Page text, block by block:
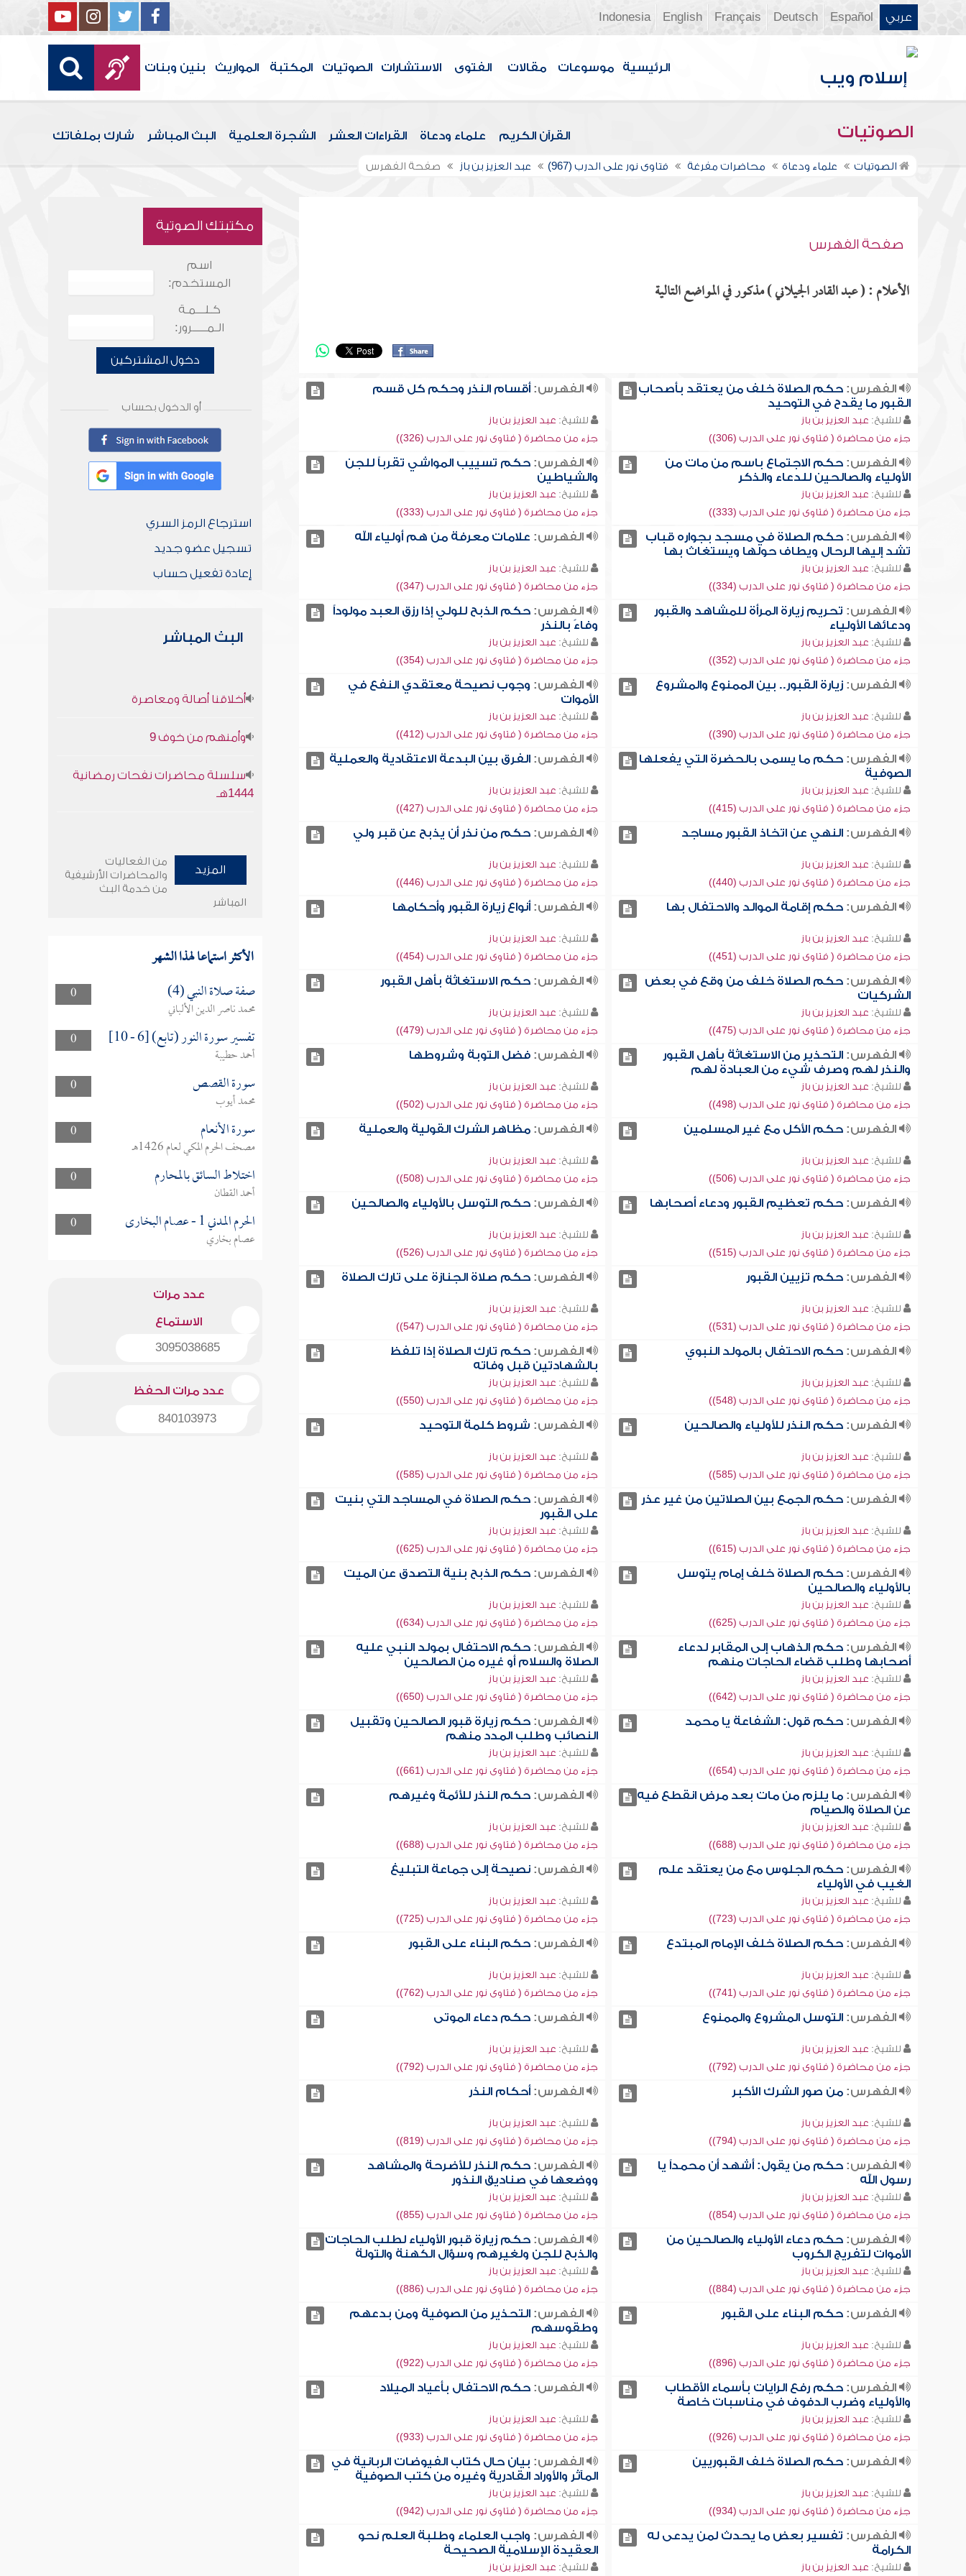
عربي Español
Deutsch
Français
English
Indonesia
الرئيسية موسوعات مقالات الفتوى الاستشارات الصوتيات المكتبة المواريث بنين وبنات
الصوتيات القرآن الكريم علماء ودعاة القراءات العشر الشجرة العلمية البث المباشر شارك بملفاتك
الصوتيات علماء ودعاة محاضرات مفرغة فتاوى نور على الدرب (967) عبد العزيز بن باز صفحة الفهرس
صفحة الفهرس
الأعلام : ( عبد القادر الجيلاني ) مذكور في المواضع التالية
الفهرس:حكم الصلاة خلف من يعتقد بأصحاب
القبور ما يقدح في التوحيد
للشيخ: عبد العزيز بن باز
جزء من محاضرة ( فتاوى نور على الدرب (306))
الفهرس: أقسام النذر وحكم كل قسم
للشيخ: عبد العزيز بن باز
جزء من محاضرة ( فتاوى نور على الدرب (326))
الفهرس:حكم الاجتماع باسم من مات من
الأولياء والصالحين للدعاء والذكر
للشيخ: عبد العزيز بن باز
جزء من محاضرة ( فتاوى نور على الدرب (333))
الفهرس: حكم تسييب المواشي تقرباً للجن
والشياطين
للشيخ: عبد العزيز بن باز
جزء من محاضرة ( فتاوى نور على الدرب (333))
الفهرس:حكم الصلاة في مسجد بجواره قباب
تشد إليها الرحال ويطاف حولها ويستغاث بها
للشيخ: عبد العزيز بن باز
جزء من محاضرة ( فتاوى نور على الدرب (334))
الفهرس: علامات معرفة من هم أولياء الله
للشيخ: عبد العزيز بن باز
جزء من محاضرة ( فتاوى نور على الدرب (347))
الفهرس: تحريم زيارة المرأة للمشاهد والقبور
ودعائها الأولياء
للشيخ: عبد العزيز بن باز
جزء من محاضرة ( فتاوى نور على الدرب (352))
الفهرس: حكم الذبح للولي إذا رزق العبد مولوداً
وفاءً بالنذر
للشيخ: عبد العزيز بن باز
جزء من محاضرة ( فتاوى نور على الدرب (354))
الفهرس:زيارة القبور.. بين الممنوع والمشروع
للشيخ: عبد العزيز بن باز
جزء من محاضرة ( فتاوى نور على الدرب (390))
الفهرس: وجوب نصيحة معتقدي النفع في
الأموات
للشيخ: عبد العزيز بن باز
جزء من محاضرة ( فتاوى نور على الدرب (412))
الفهرس:حكم ما يسمى بالحضرة التي يفعلها
الصوفية
للشيخ: عبد العزيز بن باز
جزء من محاضرة ( فتاوى نور على الدرب (415))
الفهرس: الفرق بين البدعة الاعتقادية والعملية
للشيخ: عبد العزيز بن باز
جزء من محاضرة ( فتاوى نور على الدرب (427))
الفهرس:النهي عن اتخاذ القبور مساجد
للشيخ: عبد العزيز بن باز
جزء من محاضرة ( فتاوى نور على الدرب (440))
الفهرس: حكم من نذر أن يذبح عن قبر ولي
للشيخ: عبد العزيز بن باز
جزء من محاضرة ( فتاوى نور على الدرب (446))
الفهرس:حكم إقامة الموالد والاحتفال بها
للشيخ: عبد العزيز بن باز
جزء من محاضرة ( فتاوى نور على الدرب (451))
الفهرس: أنواع زيارة القبور وأحكامها
للشيخ: عبد العزيز بن باز
جزء من محاضرة ( فتاوى نور على الدرب (454))
الفهرس:حكم الصلاة خلف من وقع في بعض
الشركيات
للشيخ: عبد العزيز بن باز
جزء من محاضرة ( فتاوى نور على الدرب (475))
الفهرس: حكم الاستغاثة بأهل القبور
للشيخ: عبد العزيز بن باز
جزء من محاضرة ( فتاوى نور على الدرب (479))
الفهرس:التحذير من الاستغاثة بأهل القبور
والنذر لهم وصرف شيء من العبادة لهم
للشيخ: عبد العزيز بن باز
جزء من محاضرة ( فتاوى نور على الدرب (498))
الفهرس: فضل التوبة وشروطها
للشيخ: عبد العزيز بن باز
جزء من محاضرة ( فتاوى نور على الدرب (502))
الفهرس:حكم الأكل مع غير المسلمين
للشيخ: عبد العزيز بن باز
جزء من محاضرة ( فتاوى نور على الدرب (506))
الفهرس: مظاهر الشرك القولية والعملية
للشيخ: عبد العزيز بن باز
جزء من محاضرة ( فتاوى نور على الدرب (508))
الفهرس:حكم تعظيم القبور ودعاء أصحابها
للشيخ: عبد العزيز بن باز
جزء من محاضرة ( فتاوى نور على الدرب (515))
الفهرس: حكم التوسل بالأولياء والصالحين
للشيخ: عبد العزيز بن باز
جزء من محاضرة ( فتاوى نور على الدرب (526))
الفهرس:حكم تزيين القبور
للشيخ: عبد العزيز بن باز
جزء من محاضرة ( فتاوى نور على الدرب (531))
الفهرس: حكم صلاة الجنازة على تارك الصلاة
للشيخ: عبد العزيز بن باز
جزء من محاضرة ( فتاوى نور على الدرب (547))
الفهرس:حكم الاحتفال بالمولد النبوي
للشيخ: عبد العزيز بن باز
جزء من محاضرة ( فتاوى نور على الدرب (548))
الفهرس: حكم تارك الصلاة إذا تلفظ
بالشهادتين قبل وفاته
للشيخ: عبد العزيز بن باز
جزء من محاضرة ( فتاوى نور على الدرب (550))
الفهرس:حكم النذر للأولياء والصالحين
للشيخ: عبد العزيز بن باز
جزء من محاضرة ( فتاوى نور على الدرب (585))
الفهرس: شروط كلمة التوحيد
للشيخ: عبد العزيز بن باز
جزء من محاضرة ( فتاوى نور على الدرب (585))
الفهرس:حكم الجمع بين الصلاتين من غير عذر
للشيخ: عبد العزيز بن باز
جزء من محاضرة ( فتاوى نور على الدرب (615))
الفهرس: حكم الصلاة في المساجد التي بنيت
على القبور
للشيخ: عبد العزيز بن باز
جزء من محاضرة ( فتاوى نور على الدرب (625))
الفهرس:حكم الصلاة خلف إمام يتوسل
بالأولياء والصالحين
للشيخ: عبد العزيز بن باز
جزء من محاضرة ( فتاوى نور على الدرب (625))
الفهرس: حكم الذبح بنية التصدق عن الميت
للشيخ: عبد العزيز بن باز
جزء من محاضرة ( فتاوى نور على الدرب (634))
الفهرس:حكم الذهاب إلى المقابر لدعاء
أصحابها وطلب قضاء الحاجات منهم
للشيخ: عبد العزيز بن باز
جزء من محاضرة ( فتاوى نور على الدرب (642))
الفهرس: حكم الاحتفال بمولد النبي عليه
الصلاة والسلام أو غيره من الصالحين
للشيخ: عبد العزيز بن باز
جزء من محاضرة ( فتاوى نور على الدرب (650))
الفهرس:حكم قول: الشفاعة يا محمد
للشيخ: عبد العزيز بن باز
جزء من محاضرة ( فتاوى نور على الدرب (654))
الفهرس: حكم زيارة قبور الصالحين وتقبيل
النصائب وطلب المدد منهم
للشيخ: عبد العزيز بن باز
جزء من محاضرة ( فتاوى نور على الدرب (661))
الفهرس:ما يلزم من مات بعد مرض انقطع فيه
عن الصلاة والصيام
للشيخ: عبد العزيز بن باز
جزء من محاضرة ( فتاوى نور على الدرب (688))
الفهرس: حكم النذر للأئمة وغيرهم
للشيخ: عبد العزيز بن باز
جزء من محاضرة ( فتاوى نور على الدرب (688))
الفهرس:حكم الجلوس مع من يعتقد علم
الغيب في الأولياء
للشيخ: عبد العزيز بن باز
جزء من محاضرة ( فتاوى نور على الدرب (723))
الفهرس: نصيحة إلى جماعة التبليغ
للشيخ: عبد العزيز بن باز
جزء من محاضرة ( فتاوى نور على الدرب (725))
الفهرس:حكم الصلاة خلف الإمام المبتدع
للشيخ: عبد العزيز بن باز
جزء من محاضرة ( فتاوى نور على الدرب (741))
الفهرس: حكم البناء على القبور
للشيخ: عبد العزيز بن باز
جزء من محاضرة ( فتاوى نور على الدرب (762))
الفهرس:التوسل المشروع والممنوع
للشيخ: عبد العزيز بن باز
جزء من محاضرة ( فتاوى نور على الدرب (792))
الفهرس: حكم دعاء الموتى
للشيخ: عبد العزيز بن باز
جزء من محاضرة ( فتاوى نور على الدرب (792))
الفهرس:من صور الشرك الأكبر
للشيخ: عبد العزيز بن باز
جزء من محاضرة ( فتاوى نور على الدرب (794))
الفهرس: أحكام النذر
للشيخ: عبد العزيز بن باز
جزء من محاضرة ( فتاوى نور على الدرب (819))
الفهرس:حكم من يقول: أشهد أن محمداً يا
رسول الله
للشيخ: عبد العزيز بن باز
جزء من محاضرة ( فتاوى نور على الدرب (854))
الفهرس: حكم النذر للأضرحة والمشاهد
ووضعها في صناديق النذور
للشيخ: عبد العزيز بن باز
جزء من محاضرة ( فتاوى نور على الدرب (855))
الفهرس:حكم دعاء الأولياء والصالحين من
الأموات لتفريج الكروب
للشيخ: عبد العزيز بن باز
جزء من محاضرة ( فتاوى نور على الدرب (884))
الفهرس: حكم زيارة قبور الأولياء لطلب الحاجات
والذبح للجن ولغيرهم وسؤال الكهنة والتولة
للشيخ: عبد العزيز بن باز
جزء من محاضرة ( فتاوى نور على الدرب (886))
الفهرس:حكم البناء على القبور
للشيخ: عبد العزيز بن باز
جزء من محاضرة ( فتاوى نور على الدرب (896))
الفهرس: التحذير من الصوفية ومن بدعهم
وطقوسهم
للشيخ: عبد العزيز بن باز
جزء من محاضرة ( فتاوى نور على الدرب (922))
الفهرس:حكم رفع الرايات بأسماء الأقطاب
والأولياء وضرب الدفوف في مناسبات خاصة
للشيخ: عبد العزيز بن باز
جزء من محاضرة ( فتاوى نور على الدرب (926))
الفهرس: حكم الاحتفال بأعياد الميلاد
للشيخ: عبد العزيز بن باز
جزء من محاضرة ( فتاوى نور على الدرب (933))
الفهرس:حكم الصلاة خلف القبوريين
للشيخ: عبد العزيز بن باز
جزء من محاضرة ( فتاوى نور على الدرب (934))
الفهرس: بيان حال كتاب الفيوضات الربانية في
المآثر والأوراد القادرية وغيره من كتب الصوفية
للشيخ: عبد العزيز بن باز
جزء من محاضرة ( فتاوى نور على الدرب (942))
الفهرس: تفسير بعض ما يحدث لمن يدعى له
الكرامة
للشيخ: عبد العزيز بن باز
الفهرس: واجب العلماء وطلبة العلم نحو
العقيدة الإسلامية الصحيحة
للشيخ: عبد العزيز بن باز
مكتبتك الصوتية
اسم
المستخدم:
كـلـــمـة
الـمـــــرور:
دخول المشتركين
أو الدخول بحساب
استرجاع الرمز السري
تسجيل عضو جديد
إعادة تفعيل حساب
البث المباشر
أخلاقنا أصالة ومعاصرة
وأمنهم من خوف 9
سلسلة محاضرات نفحات رمضانية
1444هـ
المزيد
من الفعاليات
والمحاضرات الأرشيفية
من خدمة البث
المباشر
الأكثر استماعا لهذا الشهر
0 صفة صلاة النبي (4)
محمد ناصر الدين الألباني
0
تفسير سورة النور (تابع) [6 - 10]
أحمد حطيبة
0
سورة القصص
محمد أيوب
0
سورة الأنعام
مصحف الحرم المكي لعام 1426هـ
0
اختلاط السائق بالمحارم
أحمد القطان
0
الحرم المدني 1 - عصام البخارى
عصام بخاري
عدد مرات
الاستماع
3095038685
عدد مرات الحفظ
840103973